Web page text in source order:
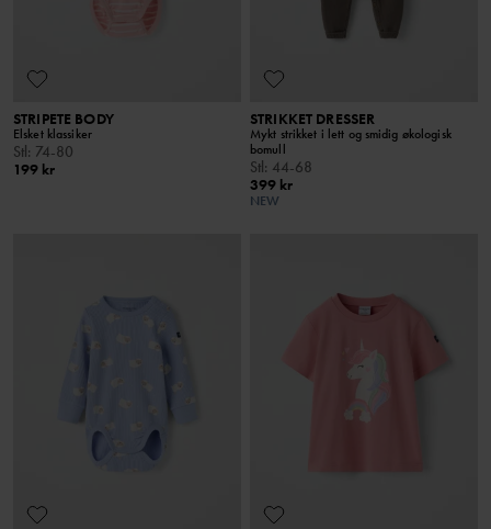
STRIPETE BODY
Elsket klassiker
Stl: 74-80
199 kr
STRIKKET DRESSER
Mykt strikket i lett og smidig økologisk
bomull
Stl: 44-68
399 kr
NEW